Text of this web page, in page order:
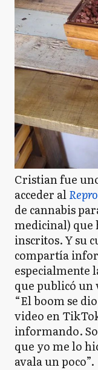
Cristian fue
acceder al
de cannabis
medicinal) que
inscritos. Y su
compartía
especialmente
que publicó un
“El boom se
video en
informando.
que yo me lo
avala un poco”.